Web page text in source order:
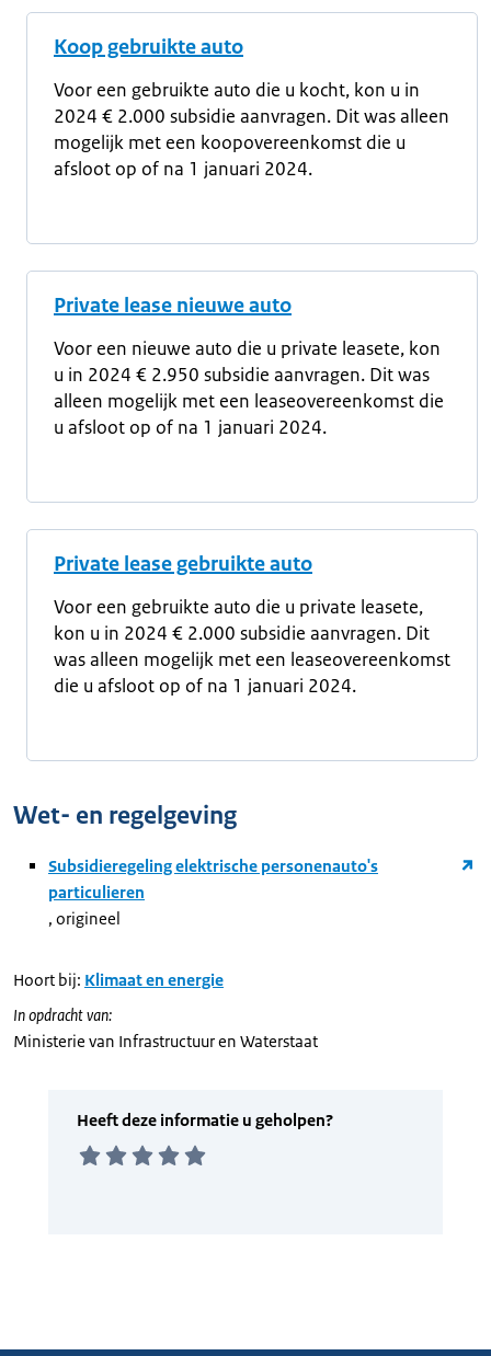
Koop gebruikte auto
Voor een gebruikte auto die u kocht, kon u in
2024 € 2.000 subsidie aanvragen. Dit was alleen
mogelijk met een koopovereenkomst die u
afsloot op of na 1 januari 2024.
Private lease nieuwe auto
Voor een nieuwe auto die u private leasete, kon
u in 2024 € 2.950 subsidie aanvragen. Dit was
alleen mogelijk met een leaseovereenkomst die
u afsloot op of na 1 januari 2024.
Private lease gebruikte auto
Voor een gebruikte auto die u private leasete,
kon u in 2024 € 2.000 subsidie aanvragen. Dit
was alleen mogelijk met een leaseovereenkomst
die u afsloot op of na 1 januari 2024.
Wet- en regelgeving
Subsidieregeling elektrische personenauto's
particulieren
, origineel
Hoort bij: Klimaat en energie
In opdracht van:
Ministerie van Infrastructuur en Waterstaat